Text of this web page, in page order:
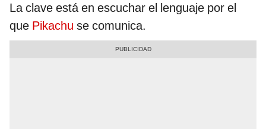
La clave está en escuchar el lenguaje por el
que Pikachu se comunica.